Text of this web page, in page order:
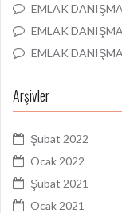
EMLAK
EMLAK
EMLAK
Arşivler
Şubat 2022
Ocak 2022
Şubat 2021
Ocak 2021